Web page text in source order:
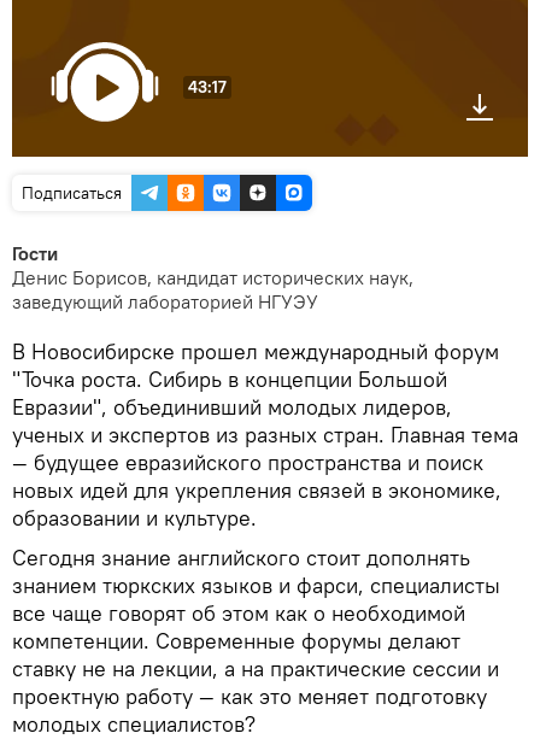
43:17
Подписаться
Гости
Денис Борисов, кандидат исторических наук,
заведующий лабораторией НГУЭУ
В Новосибирске прошел международный форум
"Точка роста. Сибирь в концепции Большой
Евразии", объединивший молодых лидеров,
ученых и экспертов из разных стран. Главная тема
— будущее евразийского пространства и поиск
новых идей для укрепления связей в экономике,
образовании и культуре.
Сегодня знание английского стоит дополнять
знанием тюркских языков и фарси, специалисты
все чаще говорят об этом как о необходимой
компетенции. Современные форумы делают
ставку не на лекции, а на практические сессии и
проектную работу — как это меняет подготовку
молодых специалистов?